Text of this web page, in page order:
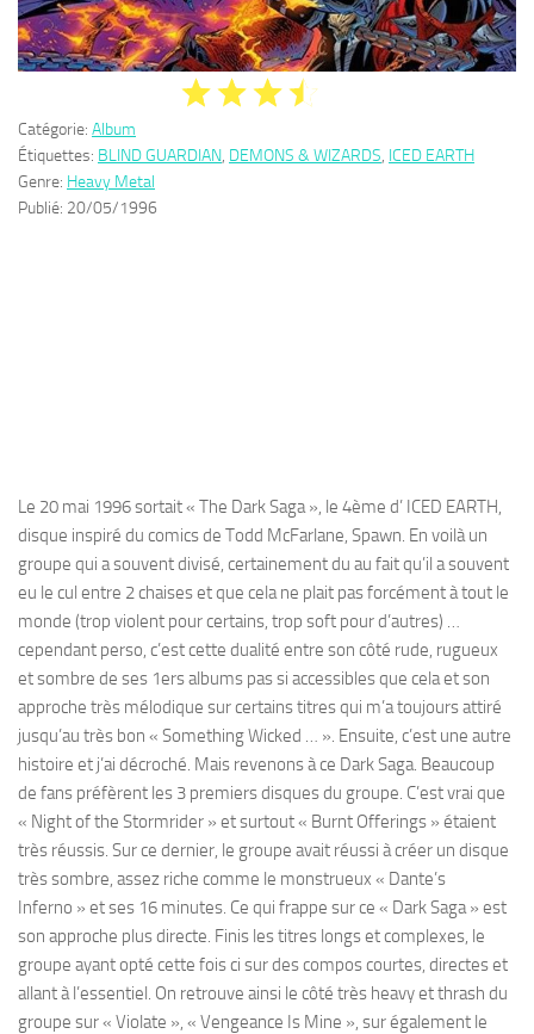
Catégorie: Album
Étiquettes: BLIND GUARDIAN, DEMONS & WIZARDS, ICED EARTH
Genre: Heavy Metal
Publié: 20/05/1996
Le 20 mai 1996 sortait « The Dark Saga », le 4ème d’ ICED EARTH,
disque inspiré du comics de Todd McFarlane, Spawn. En voilà un
groupe qui a souvent divisé, certainement du au fait qu’il a souvent
eu le cul entre 2 chaises et que cela ne plait pas forcément à tout le
monde (trop violent pour certains, trop soft pour d’autres) …
cependant perso, c’est cette dualité entre son côté rude, rugueux
et sombre de ses 1ers albums pas si accessibles que cela et son
approche très mélodique sur certains titres qui m’a toujours attiré
jusqu’au très bon « Something Wicked … ». Ensuite, c’est une autre
histoire et j’ai décroché. Mais revenons à ce Dark Saga. Beaucoup
de fans préfèrent les 3 premiers disques du groupe. C’est vrai que
« Night of the Stormrider » et surtout « Burnt Offerings » étaient
très réussis. Sur ce dernier, le groupe avait réussi à créer un disque
très sombre, assez riche comme le monstrueux « Dante’s
Inferno » et ses 16 minutes. Ce qui frappe sur ce « Dark Saga » est
son approche plus directe. Finis les titres longs et complexes, le
groupe ayant opté cette fois ci sur des compos courtes, directes et
allant à l’essentiel. On retrouve ainsi le côté très heavy et thrash du
groupe sur « Violate », « Vengeance Is Mine », sur également le